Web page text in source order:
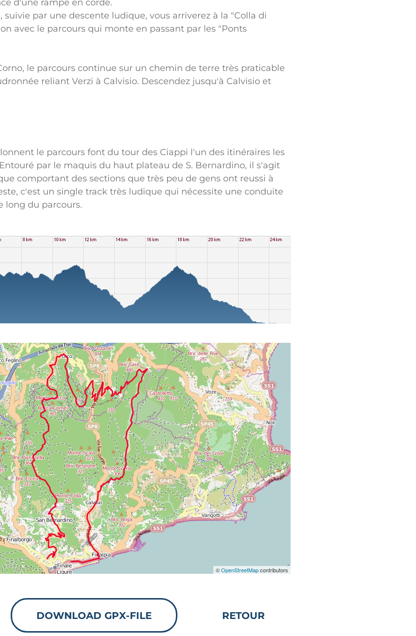
d'une rampe en corde.
par une descente ludique, vous arriverez à la "Colla di
avec le parcours qui monte en passant par les "Ponts
le parcours continue sur un chemin de terre très praticable
reliant Verzi à Calvisio. Descendez jusqu'à Calvisio et
le parcours font du tour des Ciappi l'un des itinéraires les
par le maquis du haut plateau de S. Bernardino, il s'agit
comportant des sections que très peu de gens ont reussi à
c'est un single track très ludique qui nécessite une conduite
long du parcours.
©OpenStreetMapcontributors
DOWNLOAD GPX-FILE RETOUR